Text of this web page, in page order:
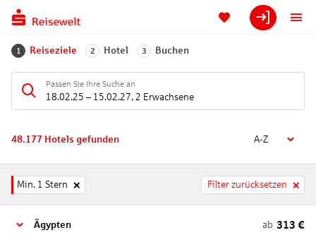
1 Reiseziele 2 Hotel 3 Buchen
Passen Sie Ihre Suche an
18.02.25 – 15.02.27, 2 Erwachsene
48.177 Hotels gefunden A-Z
Min. 1 Stern Filter zurücksetzen
Ägypten ab 313 €